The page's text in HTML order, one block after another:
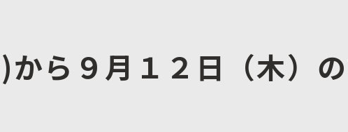
から９月１２日（木）